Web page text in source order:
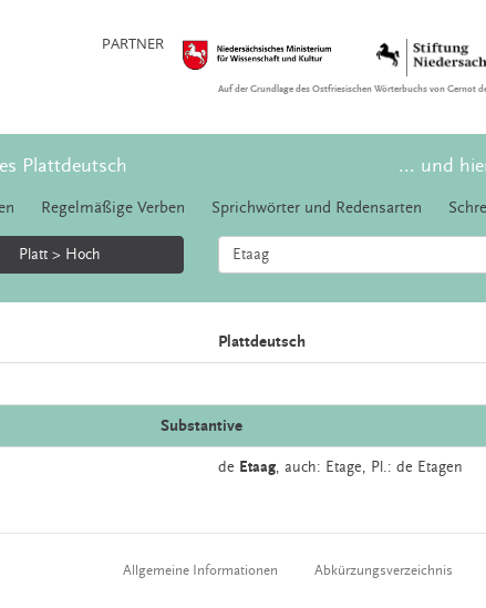
PARTNER
Auf der Grundlage des Ostfriesischen Wörterbuchs von Gernot
Plattdeutsch ... und
Regelmäßige Verben Sprichwörter und Redensarten
Platt > Hoch
Plattdeutsch
Substantive
de Etaag, auch: Etage, Pl.: de Etagen
Allgemeine Informationen Abkürzungsverzeichnis